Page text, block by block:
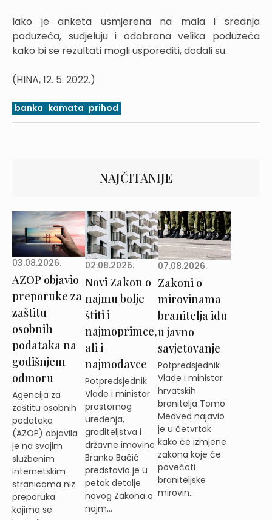
Iako je anketa usmjerena na mala i srednja
poduzeća, sudjeluju i odabrana velika poduzeća
kako bi se rezultati mogli usporediti, dodali su.
(HINA, 12. 5. 2022.)
banka kamata prihod
NAJČITANIJE
03.08.2026.
AZOP objavio
preporuke za
zaštitu
osobnih
podataka na
godišnjem
odmoru
Agencija za
zaštitu osobnih
podataka
(AZOP) objavila
je na svojim
službenim
internetskim
stranicama niz
preporuka
kojima se
02.08.2026.
Novi Zakon o
najmu bolje
štiti i
najmoprimce,
ali i
najmodavce
Potpredsjednik
Vlade i ministar
prostornog
uređenja,
graditeljstva i
državne imovine
Branko Bačić
predstavio je u
petak detalje
novog Zakona o
najm...
07.08.2026.
Zakoni o
mirovinama
branitelja idu
u javno
savjetovanje
Potpredsjednik
Vlade i ministar
hrvatskih
branitelja Tomo
Medved najavio
je u četvrtak
kako će izmjene
zakona koje će
povećati
braniteljske
mirovin...